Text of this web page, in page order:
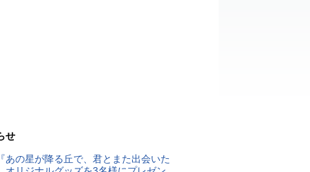
せ
あの星が降る丘で、君とまた出会いた